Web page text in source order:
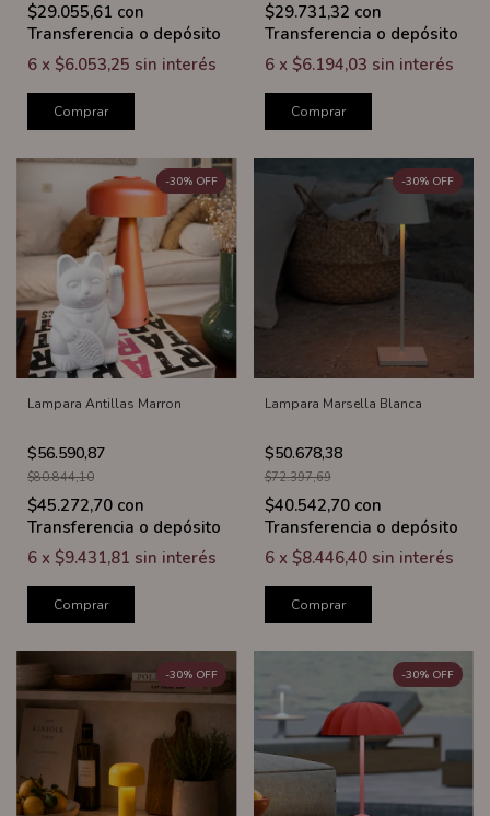
$29.055,61 con
Transferencia o depósito
6 x $6.053,25 sin interés
Comprar
$29.731,32 con
Transferencia o depósito
6 x $6.194,03 sin interés
Comprar
Lampara Antillas Marron
$56.590,87
-30% OFF
$80.844,10
$45.272,70 con
Transferencia o depósito
6 x $9.431,81 sin interés
Comprar
Lampara Marsella Blanca
$50.678,38
-30% OFF
$72.397,69
$40.542,70 con
Transferencia o depósito
6 x $8.446,40 sin interés
Comprar
-30% OFF -30% OFF